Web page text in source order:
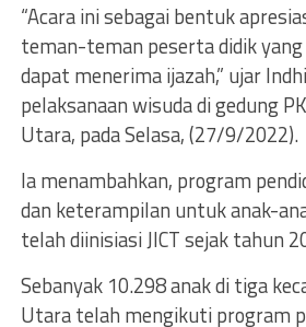
“Acara ini sebagai bentuk
teman-teman peserta didik
dapat menerima ijazah,” ujar
pelaksanaan wisuda di gedung
Utara, pada Selasa, (27/9/2022).
Ia menambahkan, program
dan keterampilan untuk anak-
telah diinisiasi JICT sejak tahun
Sebanyak 10.298 anak di tiga
Utara telah mengikuti program